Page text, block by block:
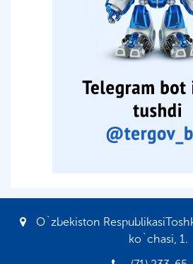
O`zbekiston
ko`chasi, 1.